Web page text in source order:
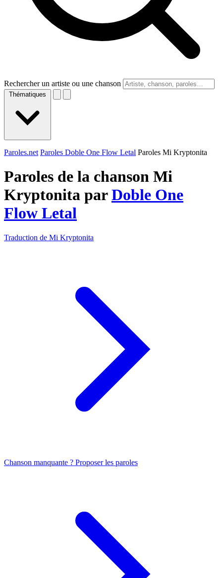
Rechercher un artiste ou une chanson
Thématiques
Paroles.net Paroles Doble One Flow Letal Paroles Mi Kryptonita
Paroles de la chanson Mi
Kryptonita parDoble One
Flow Letal
Traduction de Mi Kryptonita
Chanson manquante ? Proposer les paroles